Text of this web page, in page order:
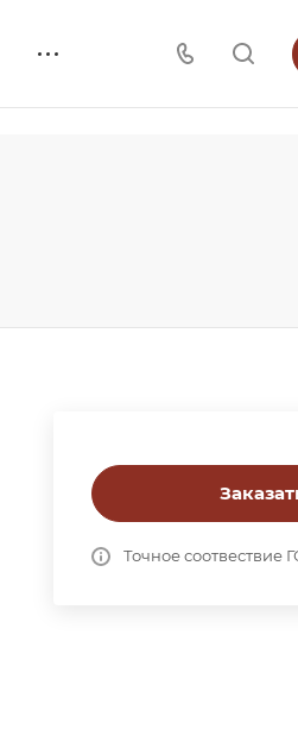
Точное соотвествие